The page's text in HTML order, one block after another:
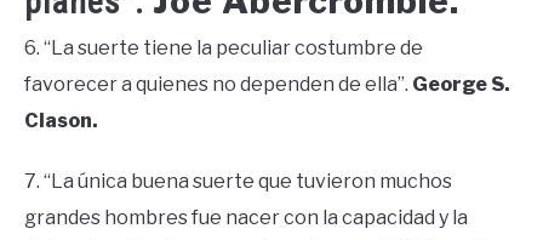
6. “La suerte tiene la peculiar costumbre de
favorecer a quienes no dependen de ella”. George S.
Clason.
7. “La única buena suerte que tuvieron muchos
grandes hombres fue nacer con la capacidad y la